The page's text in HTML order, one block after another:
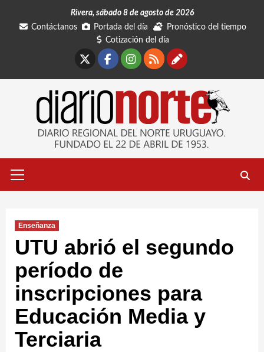
Rivera, sábado 8 de agosto de 2026
Contáctanos
Portada del día
Pronóstico del tiempo
Cotización del día
Facebook
Instagram
RSSContáctanos
primario
Enseñanza
UTU abrió el segundo
período de
inscripciones para
Educación Media y
Terciaria